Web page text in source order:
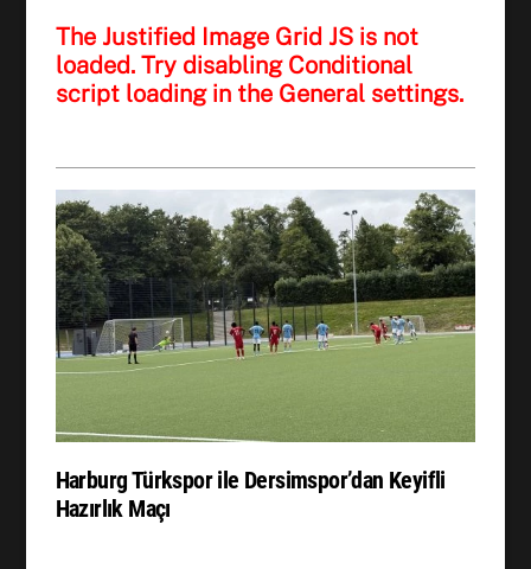
The Justified Image Grid JS is not
loaded. Try disabling Conditional
script loading in the General settings.
Harburg Türkspor ile Dersimspor’dan Keyifli
Hazırlık Maçı